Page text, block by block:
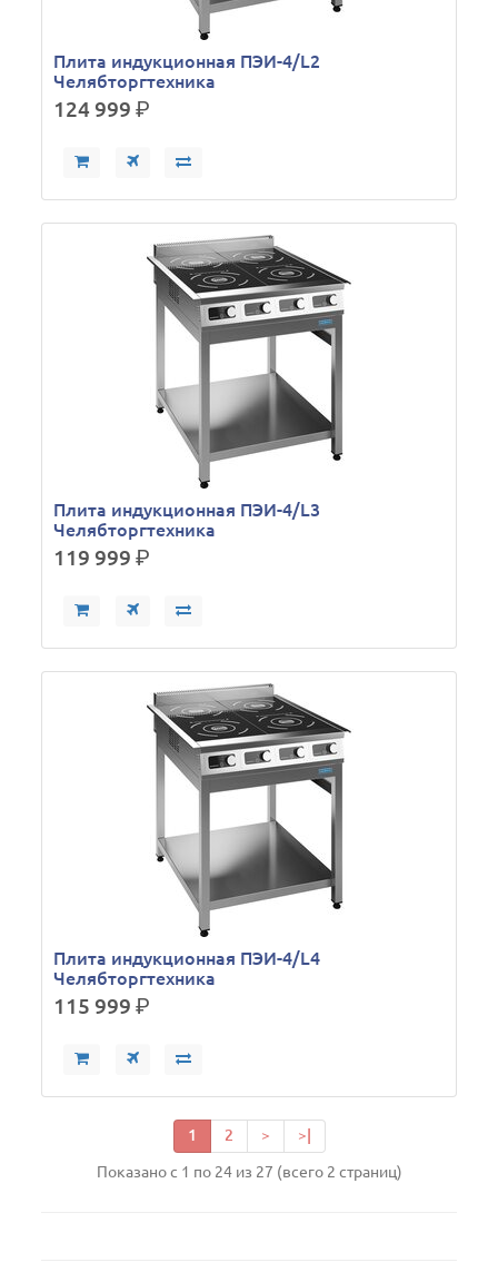
Плита индукционная ПЭИ-4/L2
Челябторгтехника
124 999р.
Плита индукционная ПЭИ-4/L3
Челябторгтехника
119 999р.
Плита индукционная ПЭИ-4/L4
Челябторгтехника
115 999р.
1 2 > >|
Показано с 1 по 24 из 27 (всего 2 страниц)